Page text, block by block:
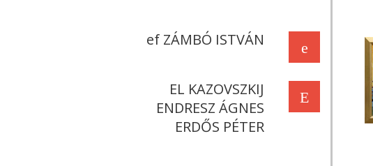
e
ef ZÁMBÓ ISTVÁN
E
EL KAZOVSZKIJ
ENDRESZ ÁGNES
ERDŐS PÉTER